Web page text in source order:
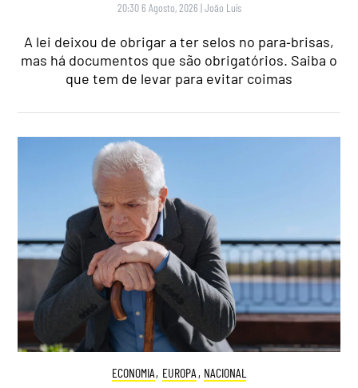
20:30 6 Agosto, 2026 |João Luís
A lei deixou de obrigar a ter selos no para‑brisas,
mas há documentos que são obrigatórios. Saiba o
que tem de levar para evitar coimas
ECONOMIA, EUROPA , NACIONAL